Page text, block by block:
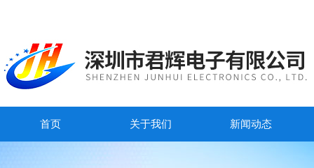
首页 关于我们 新闻动态